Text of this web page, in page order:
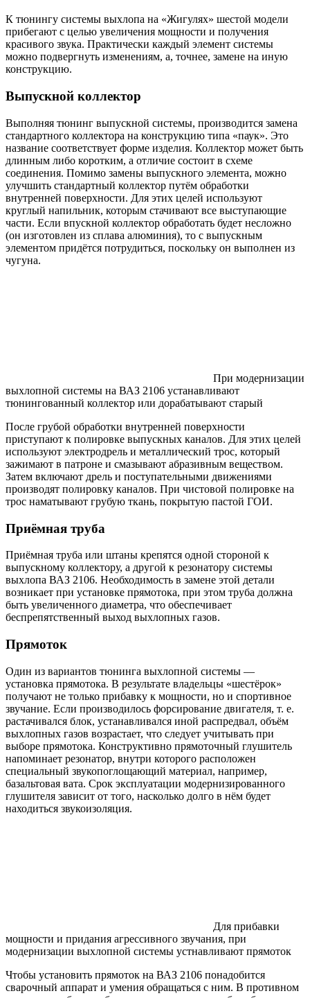
К тюнингу системы выхлопа на «Жигулях» шестой модели
прибегают с целью увеличения мощности и получения
красивого звука. Практически каждый элемент системы
можно подвергнуть изменениям, а, точнее, замене на иную
конструкцию.
Выпускной коллектор
Выполняя тюнинг выпускной системы, производится замена
стандартного коллектора на конструкцию типа «паук». Это
название соответствует форме изделия. Коллектор может быть
длинным либо коротким, а отличие состоит в схеме
соединения. Помимо замены выпускного элемента, можно
улучшить стандартный коллектор путём обработки
внутренней поверхности. Для этих целей используют
круглый напильник, которым стачивают все выступающие
части. Если впускной коллектор обработать будет несложно
(он изготовлен из сплава алюминия), то с выпускным
элементом придётся потрудиться, поскольку он выполнен из
чугуна.
При модернизации
выхлопной системы на ВАЗ 2106 устанавливают
тюнингованный коллектор или дорабатывают старый
После грубой обработки внутренней поверхности
приступают к полировке выпускных каналов. Для этих целей
используют электродрель и металлический трос, который
зажимают в патроне и смазывают абразивным веществом.
Затем включают дрель и поступательными движениями
производят полировку каналов. При чистовой полировке на
трос наматывают грубую ткань, покрытую пастой ГОИ.
Приёмная труба
Приёмная труба или штаны крепятся одной стороной к
выпускному коллектору, а другой к резонатору системы
выхлопа ВАЗ 2106. Необходимость в замене этой детали
возникает при установке прямотока, при этом труба должна
быть увеличенного диаметра, что обеспечивает
беспрепятственный выход выхлопных газов.
Прямоток
Один из вариантов тюнинга выхлопной системы —
установка прямотока. В результате владельцы «шестёрок»
получают не только прибавку к мощности, но и спортивное
звучание. Если производилось форсирование двигателя, т. е.
растачивался блок, устанавливался иной распредвал, объём
выхлопных газов возрастает, что следует учитывать при
выборе прямотока. Конструктивно прямоточный глушитель
напоминает резонатор, внутри которого расположен
специальный звукопоглощающий материал, например,
базальтовая вата. Срок эксплуатации модернизированного
глушителя зависит от того, насколько долго в нём будет
находиться звукоизоляция.
Для прибавки
мощности и придания агрессивного звучания, при
модернизации выхлопной системы устнавливают прямоток
Чтобы установить прямоток на ВАЗ 2106 понадобится
сварочный аппарат и умения обращаться с ним. В противном